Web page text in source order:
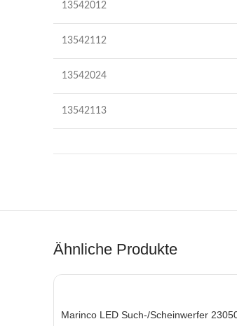
13542012
13542112
13542024
13542113
Ähnliche Produkte
Marinco LED Such-/Scheinwerfer